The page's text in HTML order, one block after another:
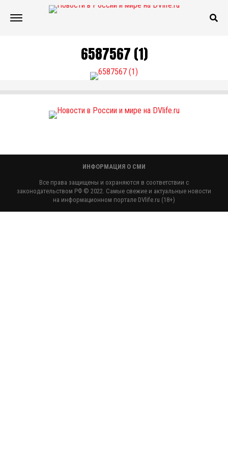
6587567 (1)
ИНФОРМАЦИЯ О СМИ
Все права защищены и охраняются в соответствии с
законодательством РФ © 2022. Самые свежие и актуальные новости
на информационном портале DVlife.ru (18+)